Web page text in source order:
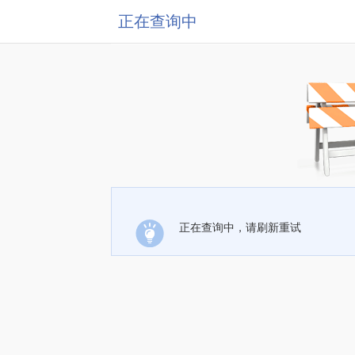
正在查询中
正在查询中，请刷新重试